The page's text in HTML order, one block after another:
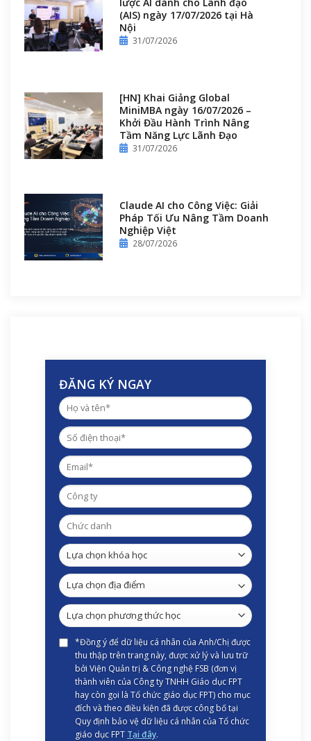
(AIS) ngày 17/07/2026 tại Hà
Nội
31/07/2026
[HN] Khai Giảng Global
MiniMBA ngày 16/07/2026 –
Khởi Đầu Hành Trình Nâng
Tầm Năng Lực Lãnh Đạo
31/07/2026
Claude AI cho Công Việc: Giải
Pháp Tối Ưu Nâng Tầm Doanh
Nghiệp Việt
28/07/2026
ĐĂNG KÝ NGAY
*Đồng ý để dữ liệu cá nhân của Anh/Chị được
thu thập trên trang này, được xử lý và lưu trữ
bởi Viện Quản trị & Công nghệ FSB (đơn vị
thành viên của Công ty TNHH Giáo dục FPT
hay còn gọi là Tổ chức giáo dục FPT) cho mục
đích và theo điều kiện đã được công bố tại
Quy định bảo vệ dữ liệu cá nhân của Tổ chức
giáo dục FPT Tại đây.